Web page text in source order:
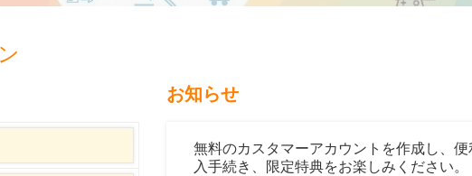
お知らせ
無料のカスタマーアカウントを作成し、
入手続き、限定特典をお楽しみください。